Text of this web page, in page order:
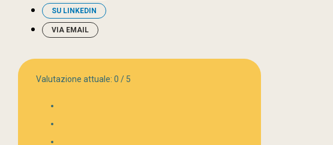
SU LINKEDIN
VIA EMAIL
Valutazione attuale: 0 / 5